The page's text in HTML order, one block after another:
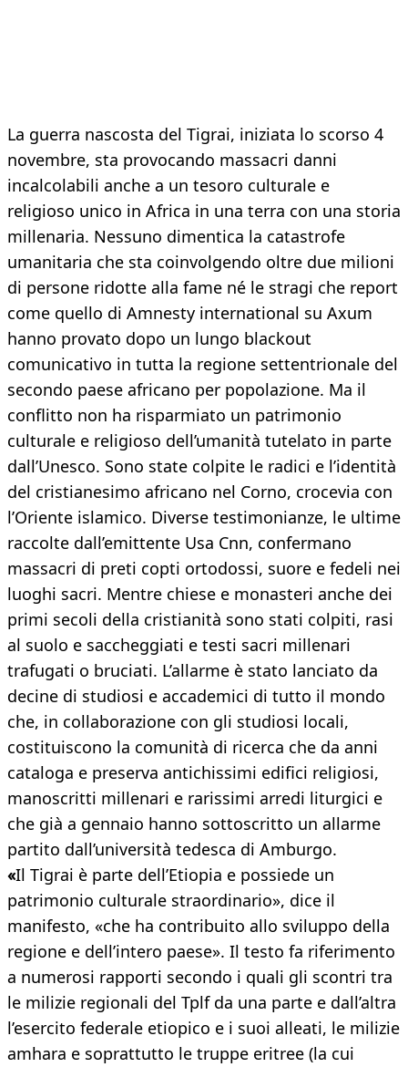
La guerra nascosta del Tigrai, iniziata lo scorso 4
novembre, sta provocando massacri danni
incalcolabili anche a un tesoro culturale e
religioso unico in Africa in una terra con una storia
millenaria. Nessuno dimentica la catastrofe
umanitaria che sta coinvolgendo oltre due milioni
di persone ridotte alla fame né le stragi che report
come quello di Amnesty international su Axum
hanno provato dopo un lungo blackout
comunicativo in tutta la regione settentrionale del
secondo paese africano per popolazione. Ma il
conflitto non ha risparmiato un patrimonio
culturale e religioso dell’umanità tutelato in parte
dall’Unesco. Sono state colpite le radici e l’identità
del cristianesimo africano nel Corno, crocevia con
l’Oriente islamico. Diverse testimonianze, le ultime
raccolte dall’emittente Usa Cnn, confermano
massacri di preti copti ortodossi, suore e fedeli nei
luoghi sacri. Mentre chiese e monasteri anche dei
primi secoli della cristianità sono stati colpiti, rasi
al suolo e saccheggiati e testi sacri millenari
trafugati o bruciati. L’allarme è stato lanciato da
decine di studiosi e accademici di tutto il mondo
che, in collaborazione con gli studiosi locali,
costituiscono la comunità di ricerca che da anni
cataloga e preserva antichissimi edifici religiosi,
manoscritti millenari e rarissimi arredi liturgici e
che già a gennaio hanno sottoscritto un allarme
partito dall’università tedesca di Amburgo.
«Il Tigrai è parte dell’Etiopia e possiede un
patrimonio culturale straordinario», dice il
manifesto, «che ha contribuito allo sviluppo della
regione e dell’intero paese». Il testo fa riferimento
a numerosi rapporti secondo i quali gli scontri tra
le milizie regionali del Tplf da una parte e dall’altra
l’esercito federale etiopico e i suoi alleati, le milizie
amhara e soprattutto le truppe eritree (la cui